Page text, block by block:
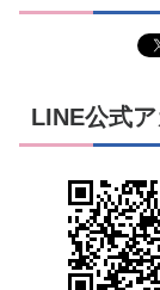
LINE公式